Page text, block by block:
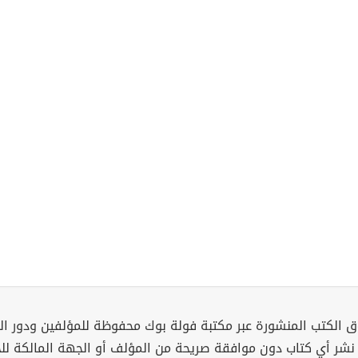
الكتب المنشورة عبر مكتبة فولة بوك محفوظة للمؤلفين ودور
نشر أي كتاب دون موافقة صريحة من المؤلف أو الجهة المالكة